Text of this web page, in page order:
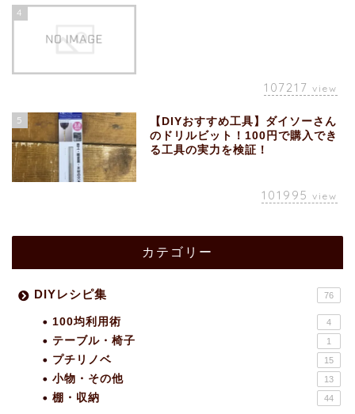
4
107217 view
5
【DIYおすすめ工具】ダイソーさん
のドリルビット！100円で購入でき
る工具の実力を検証！
101995 view
カテゴリー
DIYレシピ集 76
100均利用術 4
テーブル・椅子 1
プチリノベ 15
小物・その他 13
棚・収納 44